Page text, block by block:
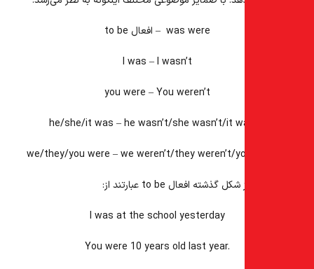
you were – You weren’t
he/she/it was – he wasn’t/she wasn’t/it
we/they/you were – we weren’t/they weren’t/
افعال to be عبارتند از:
Iwasat the school yesterday
Youwere10 years old last year.